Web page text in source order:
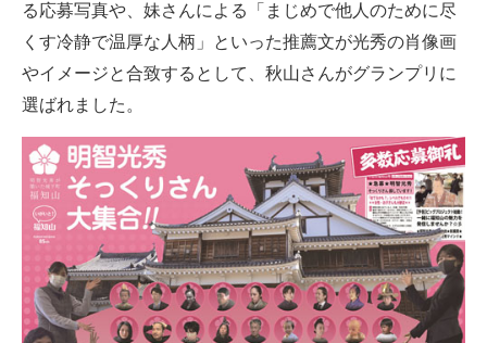
る応募写真や、妹さんによる「まじめで他人のために尽
くす冷静で温厚な人柄」といった推薦文が光秀の肖像画
やイメージと合致するとして、秋山さんがグランプリに
選ばれました。